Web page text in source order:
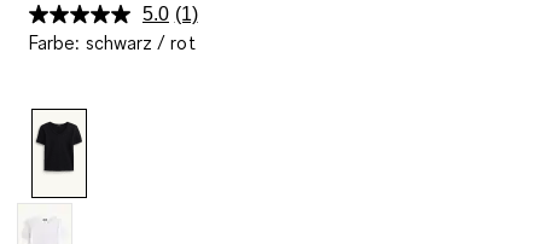
5.0 Bewertung
lesen.
(1)
Farbe: schwarz / rot